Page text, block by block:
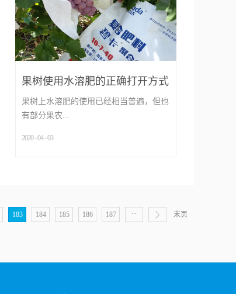
果树使用水溶肥的正确打开方式
果树上水溶肥的使用已经相当普遍，但也
有部分果农...
2020-04-03
183 184 185 186 187 ... 末页